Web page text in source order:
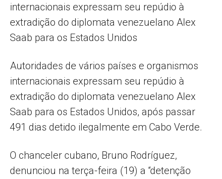
internacionais expressam seu repúdio à
extradição do diplomata venezuelano Alex
Saab para os Estados Unidos
Autoridades de vários países e organismos
internacionais expressam seu repúdio à
extradição do diplomata venezuelano Alex
Saab para os Estados Unidos, após passar
491 dias detido ilegalmente em Cabo Verde.
O chanceler cubano, Bruno Rodríguez,
denunciou na terça-feira (19) a “detenção